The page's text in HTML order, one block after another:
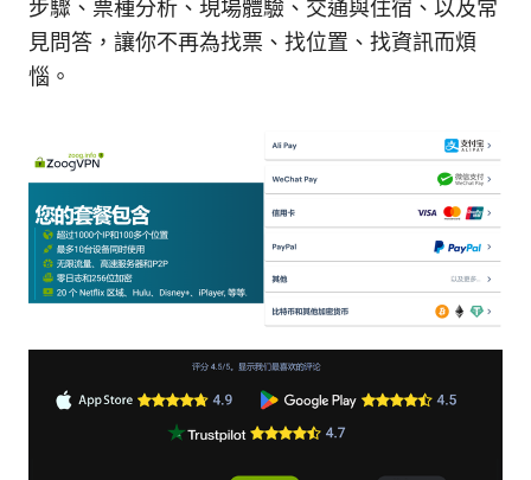
步驟、票種分析、現場體驗、交通與住宿、以及常
見問答，讓你不再為找票、找位置、找資訊而煩
惱。